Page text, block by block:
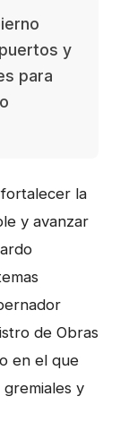
y
para
la
y avanzar
de Obras
en el que
y